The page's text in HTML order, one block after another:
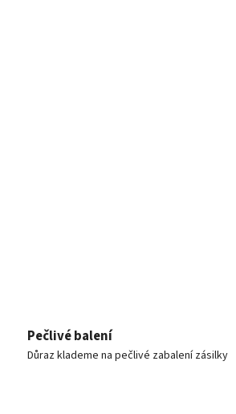
Pečlivé balení
Důraz klademe na pečlivé zabalení zásilky